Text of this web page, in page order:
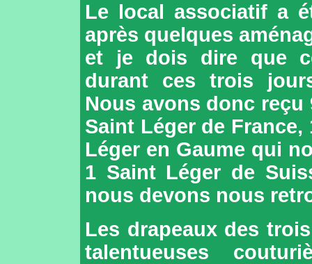
Le local associatif a
après quelques
et je dois dire que
durant ces trois
Nous avons donc reçu
Saint Léger de
Léger en Gaume qui
1 Saint Léger de
nous devons nous
Les drapeaux des
talentueuses